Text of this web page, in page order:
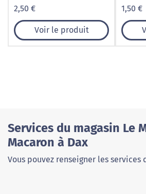
2,50 €
Voir le produit
1,50 €
Services du magasin Le
Macaron à Dax
Vous pouvez renseigner les services